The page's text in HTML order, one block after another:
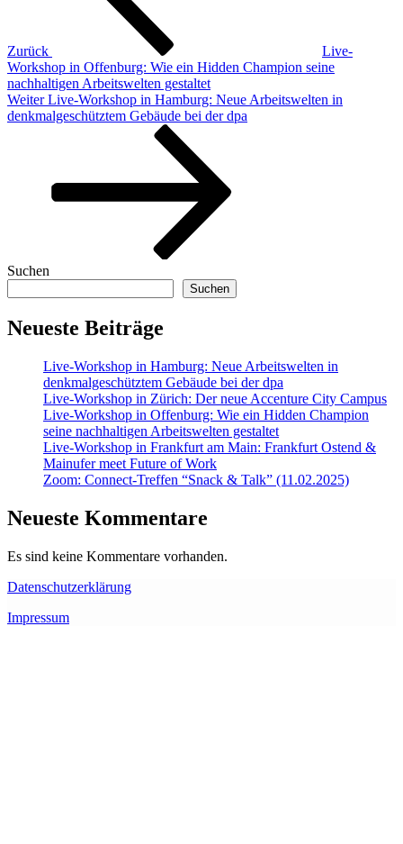
Zurück
Live-
Workshop in Offenburg: Wie ein Hidden Champion seine
nachhaltigen Arbeitswelten gestaltet
Nächster
Beitrag
Weiter Live-Workshop in Hamburg: Neue Arbeitswelten in
denkmalgeschütztem Gebäude bei der dpa
Suchen
Suchen
Neueste Beiträge
Live-Workshop in Hamburg: Neue Arbeitswelten in
denkmalgeschütztem Gebäude bei der dpa
Live-Workshop in Zürich: Der neue Accenture City Campus
Live-Workshop in Offenburg: Wie ein Hidden Champion
seine nachhaltigen Arbeitswelten gestaltet
Live-Workshop in Frankfurt am Main: Frankfurt Ostend &
Mainufer meet Future of Work
Zoom: Connect-Treffen “Snack & Talk” (11.02.2025)
Neueste Kommentare
Es sind keine Kommentare vorhanden.
Datenschutzerklärung
Impressum